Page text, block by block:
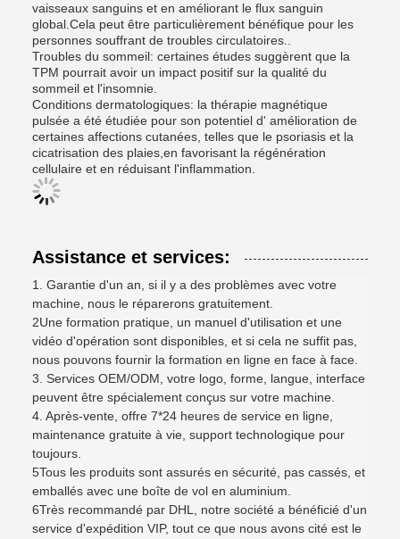
vaisseaux sanguins et en améliorant le flux sanguin
global.Cela peut être particulièrement bénéfique pour les
personnes souffrant de troubles circulatoires..
Troubles du sommeil: certaines études suggèrent que la
TPM pourrait avoir un impact positif sur la qualité du
sommeil et l'insomnie.
Conditions dermatologiques: la thérapie magnétique
pulsée a été étudiée pour son potentiel d' amélioration de
certaines affections cutanées, telles que le psoriasis et la
cicatrisation des plaies,en favorisant la régénération
cellulaire et en réduisant l'inflammation.
Assistance et services:
1. Garantie d'un an, si il y a des problèmes avec votre
machine, nous le réparerons gratuitement.
2Une formation pratique, un manuel d'utilisation et une
vidéo d'opération sont disponibles, et si cela ne suffit pas,
nous pouvons fournir la formation en ligne en face à face.
3. Services OEM/ODM, votre logo, forme, langue, interface
peuvent être spécialement conçus sur votre machine.
4. Après-vente, offre 7*24 heures de service en ligne,
maintenance gratuite à vie, support technologique pour
toujours.
5Tous les produits sont assurés en sécurité, pas cassés, et
emballés avec une boîte de vol en aluminium.
6Très recommandé par DHL, notre société a bénéficié d'un
service d'expédition VIP, tout ce que nous avons cité est le